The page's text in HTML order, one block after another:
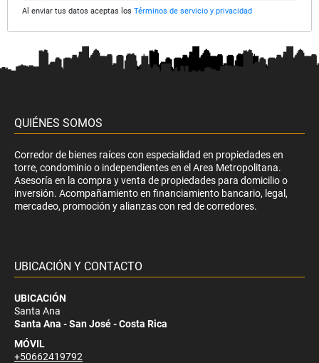
Al enviar tus datos aceptas los Términos de servicio y privacidad
QUIÉNES SOMOS
Corredor de bienes raíces con especialidad en propiedades en
torre, condominio o independientes en el Area Metropolitana.
Asesoría en la compra y venta de propiedades para domicilio o
inversión. Acompañamiento en financiamiento bancario, legal,
mercadeo, promoción y alianzas con red de corredores.
UBICACIÓN Y CONTACTO
UBICACIÓN
Santa Ana
Santa Ana - San José - Costa Rica
MÓVIL
+50662419792